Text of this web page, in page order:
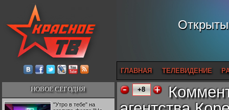
ГЛАВНАЯ ТЕЛЕВИДЕНИЕ
НОВОЕ СЕГОДНЯ
"Утро в тебе" на
+8